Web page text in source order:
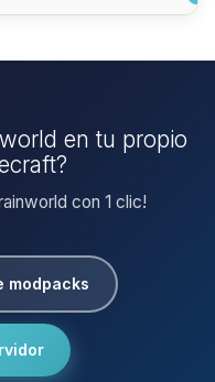
en tu propio
con 1 clic!
modpacks